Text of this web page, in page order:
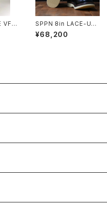
VFM
MA
SPPN 8in LACE-UP
BOOTS Vibram 206
0
¥68,200